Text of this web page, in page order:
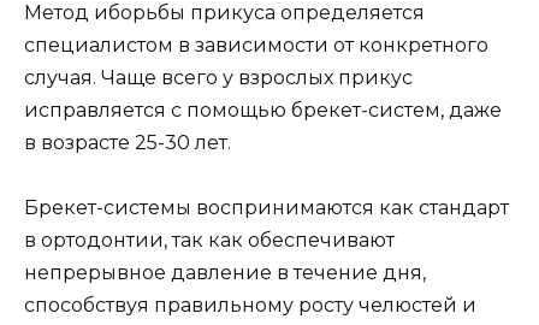
Метод иборьбы прикуса определяется
специалистом в зависимости от конкретного
случая. Чаще всего у взрослых прикус
исправляется с помощью брекет-систем, даже
в возрасте 25-30 лет.
Брекет-системы воспринимаются как стандарт
в ортодонтии, так как обеспечивают
непрерывное давление в течение дня,
способствуя правильному росту челюстей и